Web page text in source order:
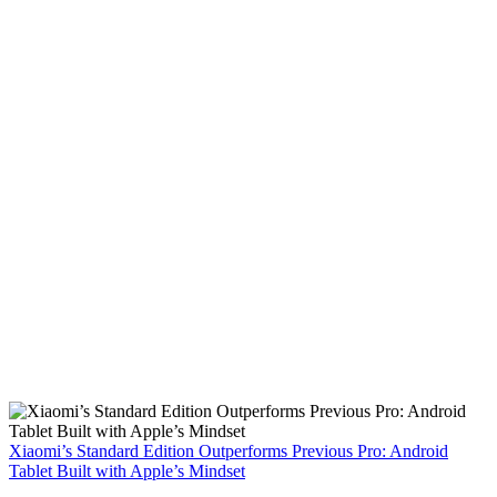
Xiaomi’s Standard Edition Outperforms Previous Pro: Android
Tablet Built with Apple’s Mindset